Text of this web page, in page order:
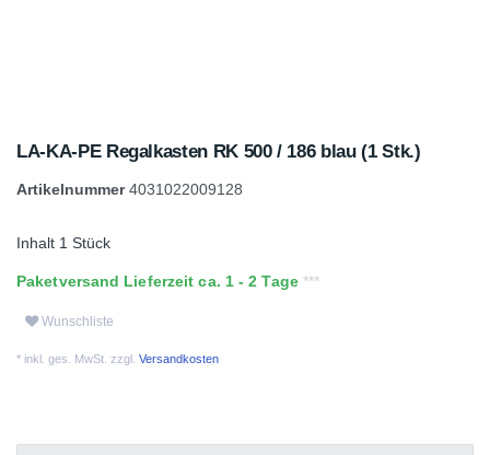
LA-KA-PE Regalkasten RK 500 / 186 blau (1 Stk.)
Artikelnummer4031022009128
Inhalt 1 Stück
Paketversand Lieferzeit ca. 1 - 2 Tage
Wunschliste
* inkl. ges. MwSt. zzgl. Versandkosten